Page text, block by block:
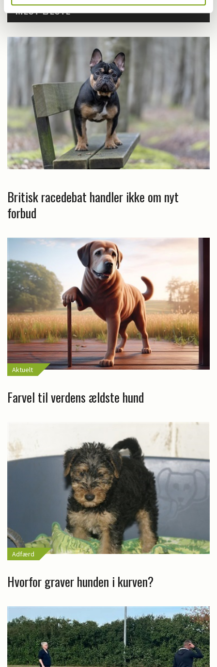
MEST LÆSTE
Britisk racedebat handler ikke om nyt
forbud
Aktuelt
Farvel til verdens ældste hund
Adfærd
Hvorfor graver hunden i kurven?